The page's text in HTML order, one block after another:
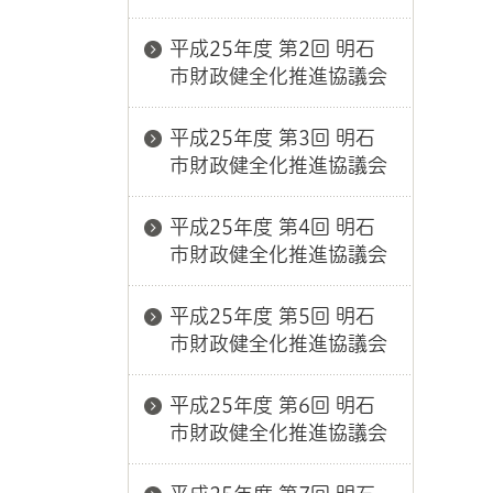
平成25年度 第2回 明石
市財政健全化推進協議会
平成25年度 第3回 明石
市財政健全化推進協議会
平成25年度 第4回 明石
市財政健全化推進協議会
平成25年度 第5回 明石
市財政健全化推進協議会
平成25年度 第6回 明石
市財政健全化推進協議会